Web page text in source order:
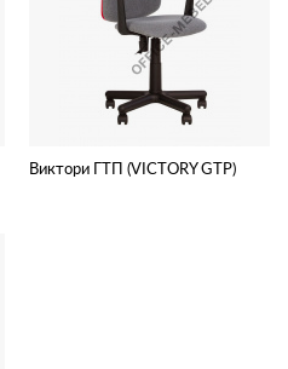
Виктори ГТП (VICTORY GTP)